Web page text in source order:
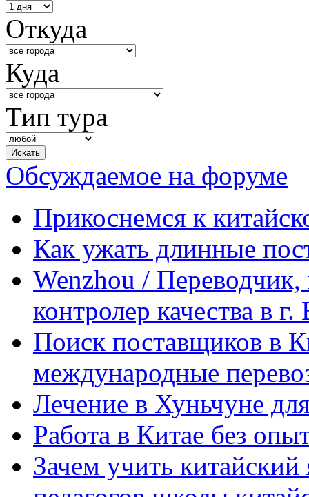
Откуда
Куда
Тип тура
Обсуждаемое на форуме
Прикоснемся к
Как ужать длинные
Wenzhou / Переводчик,
контролер качества в
Поиск поставщиков в
международные
Лечение в Хуньчуне
Работа в Китае без
Зачем учить